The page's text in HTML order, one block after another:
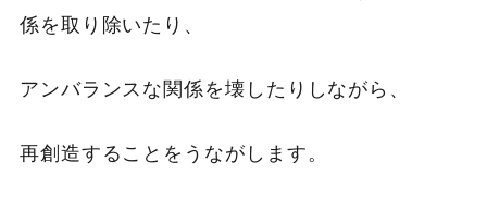
係を取り除いたり、
アンバランスな関係を壊したりしながら、
再創造することをうながします。